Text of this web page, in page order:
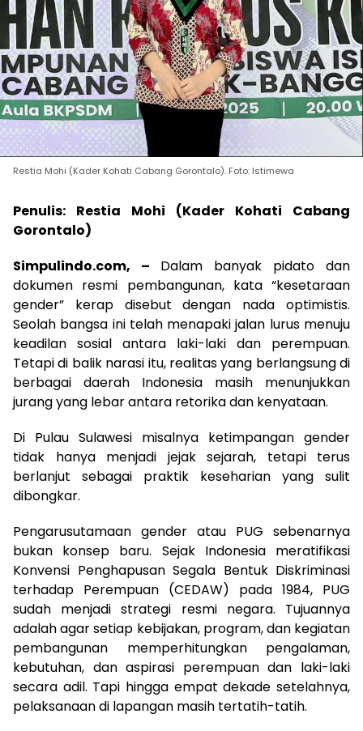
Restia Mohi (Kader Kohati Cabang Gorontalo). Foto: Istimewa
Penulis: Restia Mohi (Kader Kohati Cabang
Gorontalo)
Simpulindo.com, – Dalam banyak pidato dan
dokumen resmi pembangunan, kata “kesetaraan
gender” kerap disebut dengan nada optimistis.
Seolah bangsa ini telah menapaki jalan lurus menuju
keadilan sosial antara laki-laki dan perempuan.
Tetapi di balik narasi itu, realitas yang berlangsung di
berbagai daerah Indonesia masih menunjukkan
jurang yang lebar antara retorika dan kenyataan.
Di Pulau Sulawesi misalnya ketimpangan gender
tidak hanya menjadi jejak sejarah, tetapi terus
berlanjut sebagai praktik keseharian yang sulit
dibongkar.
Pengarusutamaan gender atau PUG sebenarnya
bukan konsep baru. Sejak Indonesia meratifikasi
Konvensi Penghapusan Segala Bentuk Diskriminasi
terhadap Perempuan (CEDAW) pada 1984, PUG
sudah menjadi strategi resmi negara. Tujuannya
adalah agar setiap kebijakan, program, dan kegiatan
pembangunan memperhitungkan pengalaman,
kebutuhan, dan aspirasi perempuan dan laki-laki
secara adil. Tapi hingga empat dekade setelahnya,
pelaksanaan di lapangan masih tertatih-tatih.